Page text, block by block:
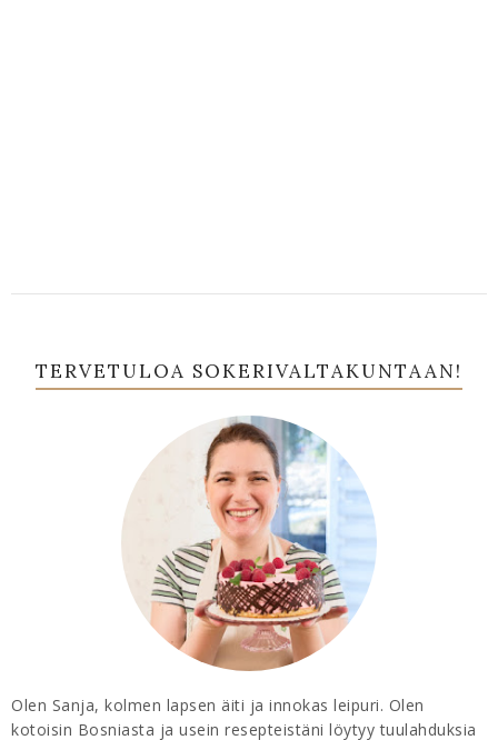
TERVETULOA SOKERIVALTAKUNTAAN!
Olen Sanja, kolmen lapsen äiti ja innokas leipuri. Olen
kotoisin Bosniasta ja usein resepteistäni löytyy tuulahduksia